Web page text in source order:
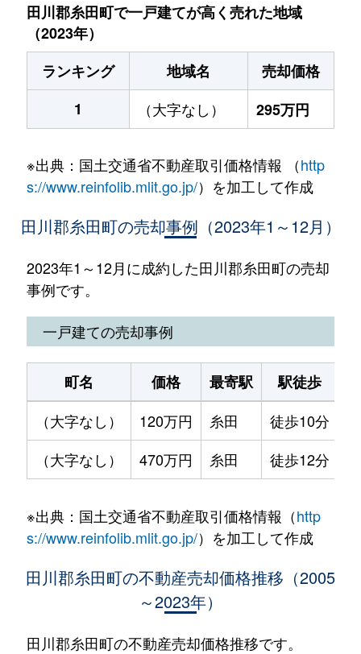
田川郡糸田町で一戸建てが高く売れた地域
（2023年）
ランキング
地域名
売却価格
1
（大字なし） 295万円
※出典：国土交通省不動産取引価格情報 （http
s://www.reinfolib.mlit.go.jp/）を加工して作成
田川郡糸田町の売却事例（2023年1～12月）
2023年1～12月に成約した田川郡糸田町の売却
事例です。
一戸建ての売却事例
町名 価格 最寄駅 駅徒歩
（大字なし）
120万円 糸田 徒歩10分
（大字なし）
470万円 糸田 徒歩12分
※出典：国土交通省不動産取引価格情報（http
s://www.reinfolib.mlit.go.jp/）を加工して作成
田川郡糸田町の不動産売却価格推移（2005
～2023年）
田川郡糸田町の不動産売却価格推移です。